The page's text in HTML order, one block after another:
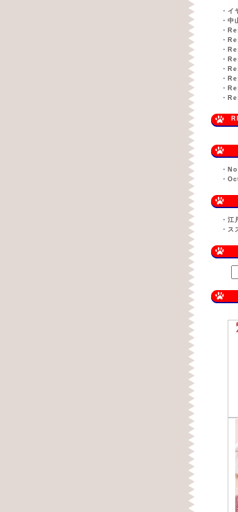
・ イ
・ 中
・
・
・
・
・
・
・
・
・
・
・ 江
・ ス